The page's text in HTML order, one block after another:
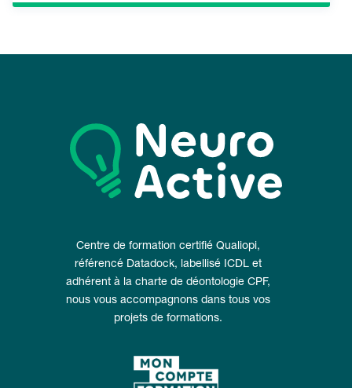
Centre de formation certifié Qualiopi,
référencé Datadock, labellisé ICDL et
adhérent à la charte de déontologie CPF,
nous vous accompagnons dans tous vos
projets de formations.